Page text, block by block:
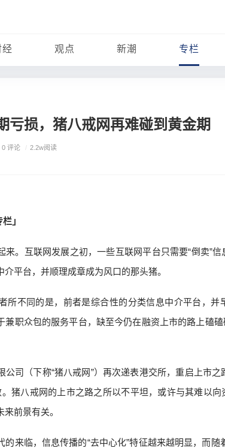
经 观点 新潮 专栏
亏损，猪八戒网再难碰到黄金期
0 评论 / 2.2w阅读
」
来。互联网发展之初，一些互联网平台只需要“倒卖”
平台，并顺理成章成为风口的那头猪。
所不同的是，前者是综合性的分类信息中介平台，
兼职众包的服务平台，缺至今仍在融资上市的路上磕
公司（下称“猪八戒网”）再次递表港交所，重启上市
猪八戒网的上市之路之所以不平坦，或许与其难以
前景有关。
的来临，信息传播的“去中心化”特征越来越明显，而